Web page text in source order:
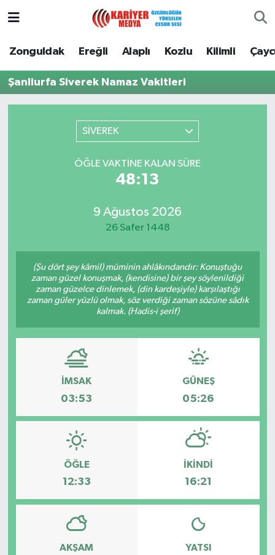
Zonguldak Ereğli Alaplı Kozlu Kilimli
Şanliurfa Siverek Namaz Vakitleri
SİVEREK
ÖĞLE VAKTINE KALAN SÜRE
48:13
9 Ağustos 2026
26 Safer 1448
(Şu dört şey kâmil) müminin ahlâkındandır: Konuştuğu
zaman güzel konuşmak, (kendisine) bir şey söylenildiği
zaman güzelce dinlemek, (din kardeşiyle) karşılaştığı
zaman güler yüzlü olmak, söz verdiği zaman sözüne sâdık
kalmak. (Hadis-i şerif)
İMSAK
03:53
GÜNEŞ
05:26
ÖĞLE
12:33
İKINDI
16:21
AKŞAM YATSI
Zonguldak
Ereğli
Devrek
Özel
Mesaj
Dergim
Zonguldak Nöbetçi Eczaneler
Zonguldak Hava Durumu
Zonguldak Trafik Yoğunluk Haritası
Puan Durumu ve Fikstür
Haber Arşivi